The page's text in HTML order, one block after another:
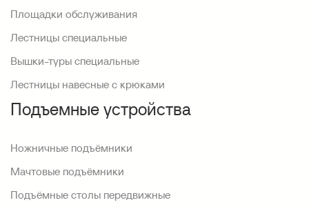
Площадки обслуживания
Лестницы специальные
Вышки-туры специальные
Лестницы навесные с крюками
Подъемные устройства
Ножничные подъёмники
Мачтовые подъёмники
Подъёмные столы передвижные